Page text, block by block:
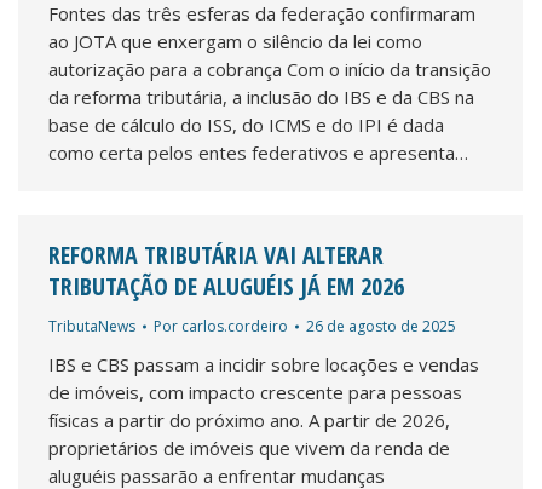
Fontes das três esferas da federação confirmaram
ao JOTA que enxergam o silêncio da lei como
autorização para a cobrança Com o início da transição
da reforma tributária, a inclusão do IBS e da CBS na
base de cálculo do ISS, do ICMS e do IPI é dada
como certa pelos entes federativos e apresenta…
REFORMA TRIBUTÁRIA VAI ALTERAR
TRIBUTAÇÃO DE ALUGUÉIS JÁ EM 2026
TributaNews Por carlos.cordeiro 26 de agosto de 2025
IBS e CBS passam a incidir sobre locações e vendas
de imóveis, com impacto crescente para pessoas
físicas a partir do próximo ano. A partir de 2026,
proprietários de imóveis que vivem da renda de
aluguéis passarão a enfrentar mudanças